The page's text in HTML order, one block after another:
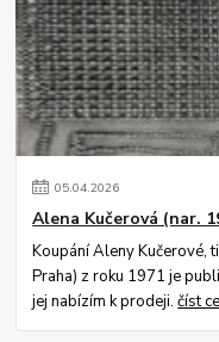
05.04.2026
Alena Kučerová (nar.
Koupání Aleny Kučerové,
Praha) z roku 1971 je
jej nabízím k prodeji.číst